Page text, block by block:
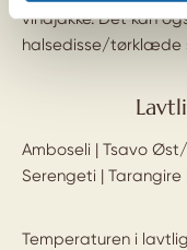
vindjakke. Det kan
halsedisse/tørklæde
Amboseli | Tsavo
Serengeti | Tarangire
Temperaturen i